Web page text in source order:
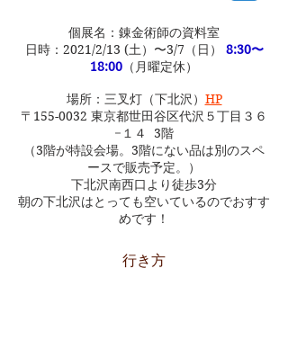
個展名：錬金術師の資料室
日時：2021/2/13 (土）〜3/7（日）
8:30〜
18:00 （月曜定休）
場所：三叉灯（下北沢） HP
〒155-0032 東京都世田谷区代沢５丁目３６
−１４ 3階
​（3階が特設会場。3階にない品は別のスペ
ースで販売予定。）
下北沢南西口より徒歩3分
​朝の下北沢はとっても空いているのでおすす
めです！
​行き方